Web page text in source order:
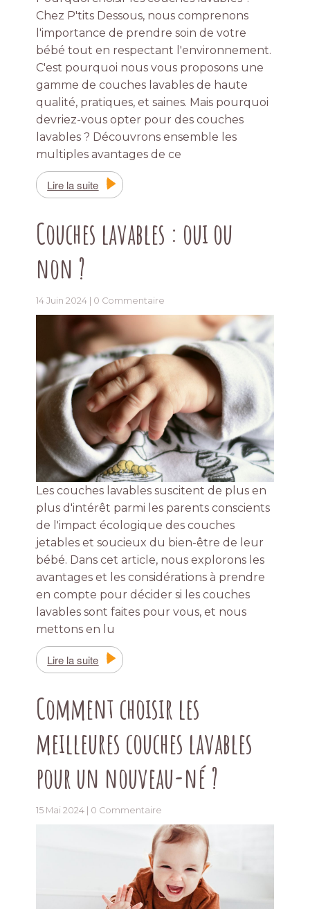
Chez P'tits Dessous, nous comprenons
l'importance de prendre soin de votre
bébé tout en respectant l'environnement.
C'est pourquoi nous vous proposons une
gamme de couches lavables de haute
qualité, pratiques, et saines. Mais pourquoi
devriez-vous opter pour des couches
lavables ? Découvrons ensemble les
multiples avantages de ce
Lire la suite
Couches lavables : oui ou
non ?
14 Juin 2024 | 0 Commentaire
Les couches lavables suscitent de plus en
plus d'intérêt parmi les parents conscients
de l'impact écologique des couches
jetables et soucieux du bien-être de leur
bébé. Dans cet article, nous explorons les
avantages et les considérations à prendre
en compte pour décider si les couches
lavables sont faites pour vous, et nous
mettons en lu
Lire la suite
Comment choisir les
meilleures couches lavables
pour un nouveau-né ?
15 Mai 2024 | 0 Commentaire